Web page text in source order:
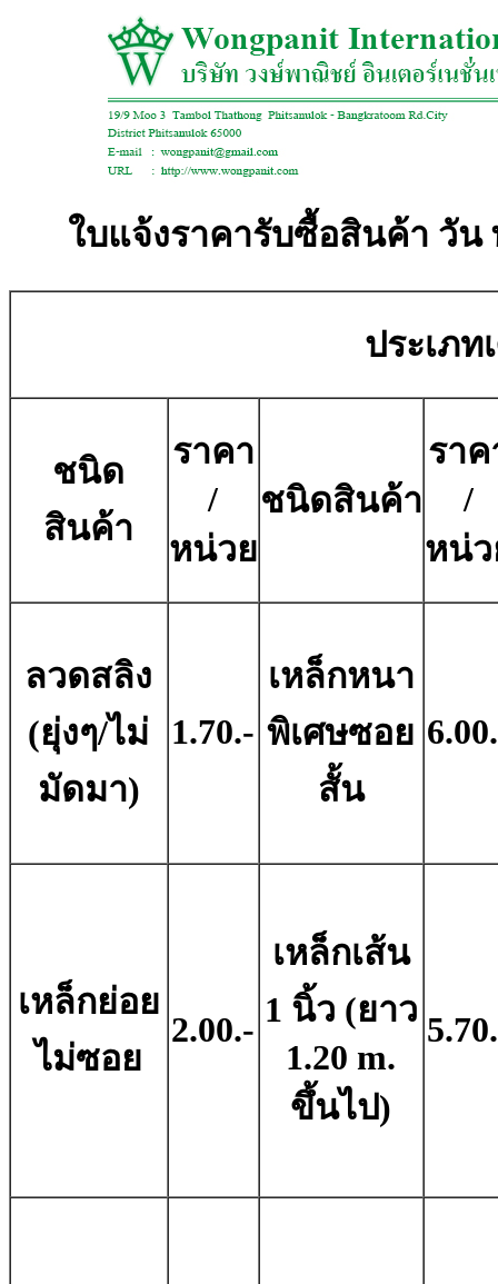
ใบแจ้งราคารับซื้อสินค้า วัน
ประเภท
ชนิด
สินค้า
ราคา
/
หน่วย
ชนิดสินค้า
ราค
/
หน่
ลวดสลิง
(ยุ่งๆ/ไม่
มัดมา)
1.70.-
เหล็กหนา
พิเศษซอย
สั้น
เหล็กย่อย
ไม่ซอย
2.00.-
เหล็กเส้น
1 นิ้ว (ยาว
1.20 m.
ขึ้นไป)